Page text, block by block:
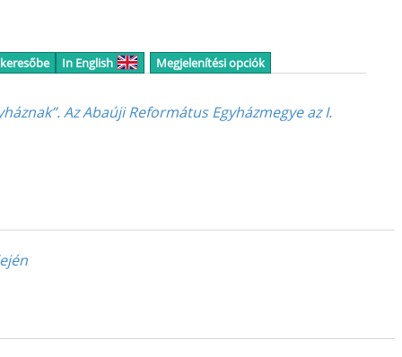
In English Megjelenítési opciók
Az Abaúji Református Egyházmegye az I.